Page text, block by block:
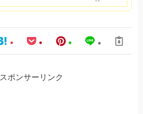
スポンサーリンク